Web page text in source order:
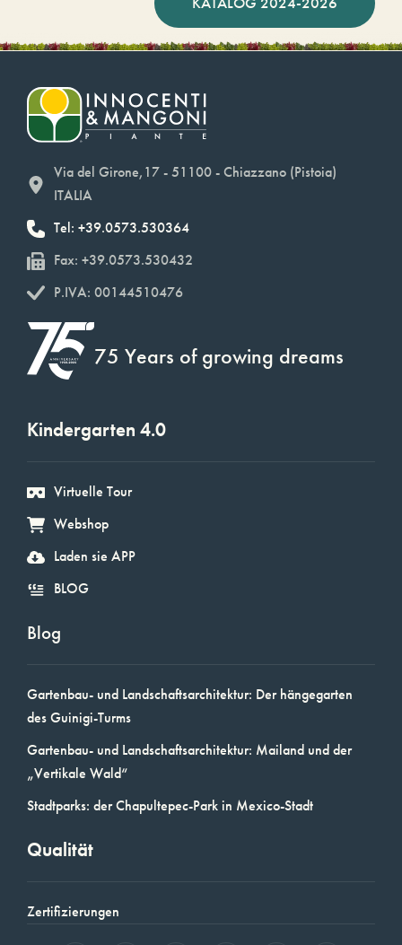
Via del Girone,17 - 51100 - Chiazzano (Pistoia)
ITALIA
Tel: +39.0573.530364
Fax: +39.0573.530432
P.IVA: 00144510476
75 Years of growing dreams
Kindergarten 4.0
Virtuelle Tour
Webshop
Laden sie APP
BLOG
Blog
Gartenbau- und Landschaftsarchitektur: Der hängegarten
des Guinigi-Turms
Gartenbau- und Landschaftsarchitektur: Mailand und der
„Vertikale Wald“
Stadtparks: der Chapultepec-Park in Mexico-Stadt
Qualität
Zertifizierungen